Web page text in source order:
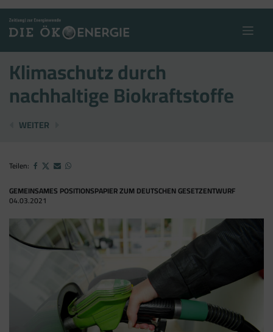
content
Klimaschutz durch
nachhaltige Biokraftstoffe
ÜBER 6.000 PV-PROJEKTE OHNE
WEITER
Teilen:
GEMEINSAMES POSITIONSPAPIER ZUM DEUTSCHEN GESETZENTWURF
04.03.2021